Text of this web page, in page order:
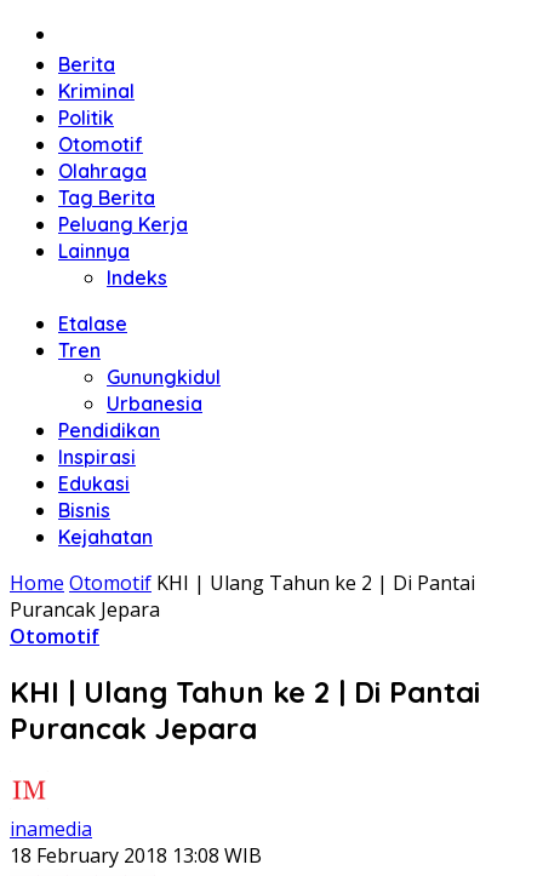
Berita
Kriminal
Politik
Otomotif
Olahraga
Tag Berita
Peluang Kerja
Lainnya
Indeks
Etalase
Tren
Gunungkidul
Urbanesia
Pendidikan
Inspirasi
Edukasi
Bisnis
Kejahatan
Home Otomotif KHI | Ulang Tahun ke 2 | Di Pantai
Purancak Jepara
Otomotif
KHI | Ulang Tahun ke 2 | Di Pantai
Purancak Jepara
inamedia
18 February 2018 13:08 WIB